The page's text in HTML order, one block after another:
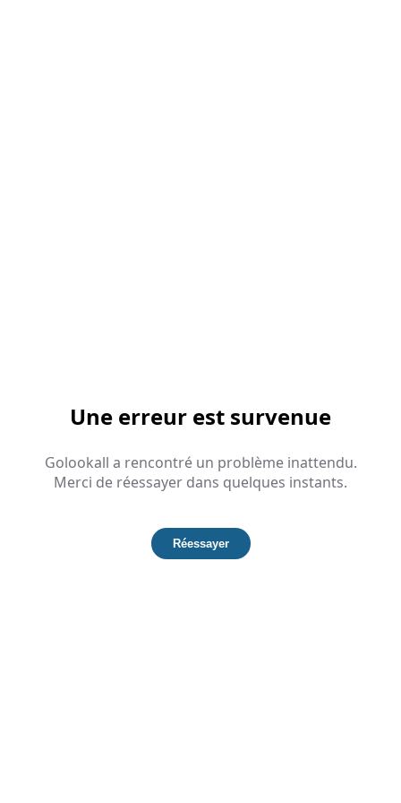
Une erreur est survenue
Golookall a rencontré un problème inattendu.
Merci de réessayer dans quelques instants.
Réessayer